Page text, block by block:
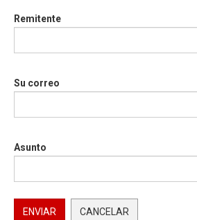
Remitente
Su correo
Asunto
ENVIAR CANCELAR